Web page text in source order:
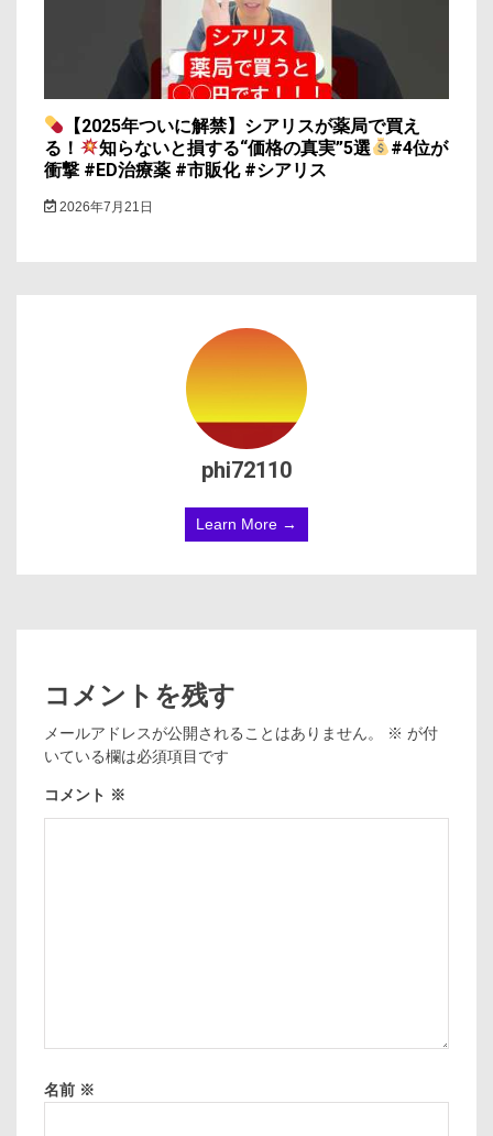
【2025年ついに解禁】シアリスが薬局で買え
る！
知らないと損する“価格の真実”5選
#4位が
衝撃 #ED治療薬 #市販化 #シアリス
2026年7月21日
phi72110
Learn More →
コメントを残す
メールアドレスが公開されることはありません。 ※ が付
いている欄は必須項目です
コメント ※
名前 ※